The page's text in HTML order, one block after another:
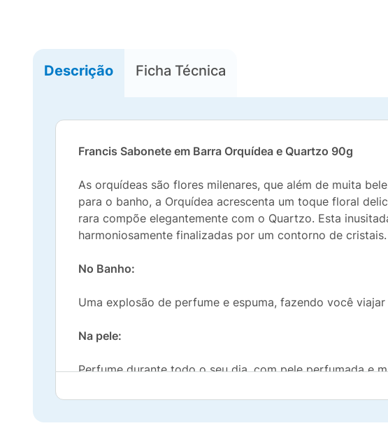
Descrição Ficha Técnica
Francis Sabonete em Barra Orquídea e Quartzo 90g
As orquídeas são flores milenares, que além de muita
para o banho, a Orquídea acrescenta um toque floral
rara compõe elegantemente com o Quartzo. Esta
harmoniosamente finalizadas por um contorno de
No Banho:
Uma explosão de perfume e espuma, fazendo você
Na pele:
Perfume durante todo o seu dia, com pele perfumada e
Benefícios: